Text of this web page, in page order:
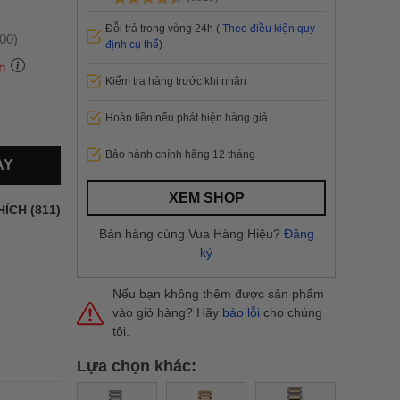
cầu
(811)
Lựa chọn khác:
Đỗi trả trong vòng 24h ( Theo điều kiện quy
định cụ thể)
Kiểm tra hàng trước khi nhận
Hoàn tiền nếu phát hiện hàng giả
Bảo hành chính hãng 12 tháng
XEM SHOP
Bán hàng cùng Vua Hàng Hiệu? Đăng
ký
Nếu bạn không thêm được sản phẩm
vào giỏ hàng? Hãy báo lỗi cho chúng
tôi.